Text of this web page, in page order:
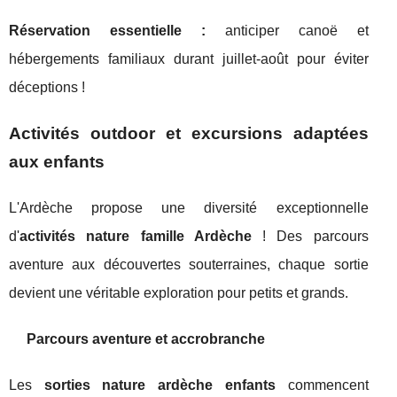
Réservation essentielle : anticiper canoë et
hébergements familiaux durant juillet-août pour éviter
déceptions !
Activités outdoor et excursions adaptées
aux enfants
L'Ardèche propose une diversité exceptionnelle
d'activités nature famille Ardèche! Des parcours
aventure aux découvertes souterraines, chaque sortie
devient une véritable exploration pour petits et grands.
Parcours aventure et accrobranche
Les sorties nature ardèche enfantscommencent